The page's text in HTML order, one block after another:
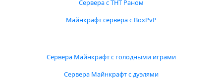
Сервера с ТНТ Раном
Майнкрафт сервера с BoxPvP
Сервера Майнкрафт с голодными играми
Сервера Майнкрафт с дуэлями